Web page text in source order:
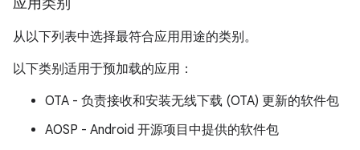
从以下列表中选择最符合应用用途的类别。
以下类别适用于预加载的应用：
OTA - 负责接收和安装无线下载 (OTA) 更新的软件包
AOSP - Android 开源项目中提供的软件包